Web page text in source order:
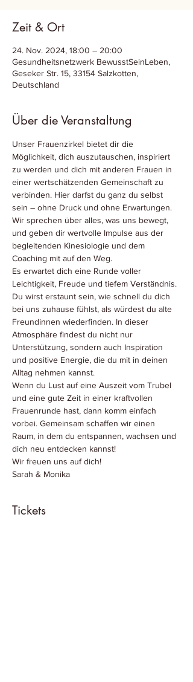
Zeit & Ort
24. Nov. 2024, 18:00 – 20:00
Gesundheitsnetzwerk BewusstSeinLeben,
Geseker Str. 15, 33154 Salzkotten,
Deutschland
Über die Veranstaltung
Unser Frauenzirkel bietet dir die
Möglichkeit, dich auszutauschen, inspiriert
zu werden und dich mit anderen Frauen in
einer wertschätzenden Gemeinschaft zu
verbinden. Hier darfst du ganz du selbst
sein – ohne Druck und ohne Erwartungen.
Wir sprechen über alles, was uns bewegt,
und geben dir wertvolle Impulse aus der
begleitenden Kinesiologie und dem
Coaching mit auf den Weg.
Es erwartet dich eine Runde voller
Leichtigkeit, Freude und tiefem Verständnis.
Du wirst erstaunt sein, wie schnell du dich
bei uns zuhause fühlst, als würdest du alte
Freundinnen wiederfinden. In dieser
Atmosphäre findest du nicht nur
Unterstützung, sondern auch Inspiration
und positive Energie, die du mit in deinen
Alltag nehmen kannst.
Wenn du Lust auf eine Auszeit vom Trubel
und eine gute Zeit in einer kraftvollen
Frauenrunde hast, dann komm einfach
vorbei. Gemeinsam schaffen wir einen
Raum, in dem du entspannen, wachsen und
dich neu entdecken kannst!
Wir freuen uns auf dich!
Sarah & Monika
Tickets